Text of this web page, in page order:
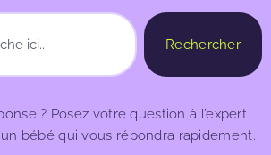
Rechercher
? Posez votre question à l’expert
bébé qui vous répondra rapidement.